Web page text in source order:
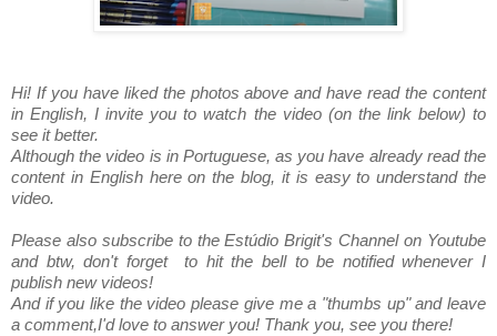
Hi! If you have liked the photos above and have read the content
in English, I invite you to watch the video (on the link below) to
see it better.
Although the video is in Portuguese, as you have already read the
content in English here on the blog, it is easy to understand the
video.
Please also subscribe to the Estúdio Brigit's Channel on Youtube
and btw, don't forget  to hit the bell to be notified whenever I
publish new videos!
And if you like the video please give me a "thumbs up" and leave
a comment,I'd love to answer you! Thank you, see you there!